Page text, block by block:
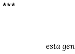
***
esta